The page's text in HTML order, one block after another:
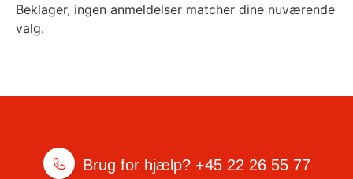
Beklager, ingen anmeldelser matcher dine nuværende
valg.
Brug for hjælp? +45 22 26 55 77